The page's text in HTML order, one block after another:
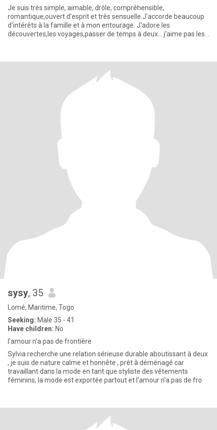
Je suis très simple, aimable, drôle, compréhensible,
romantique,ouvert d'esprit et très sensuelle.J'accorde beaucoup
d'intérêts à la famille et à mon entourage. J'adore les
découvertes,les voyages,passer de temps à deux... j'aime pas les
sysy, 35
Lomé, Maritime, Togo
Seeking: Male 35 - 41
Have children: No
l'amour n'a pas de frontière
Sylvia recherche une relation sérieuse durable aboutissant à deux
, je suis de nature calme et honnête , prêt à déménagé car
travaillant dans la mode en tant que styliste des vêtements
féminins, la mode est exportée partout et l'amour n'a pas de fro